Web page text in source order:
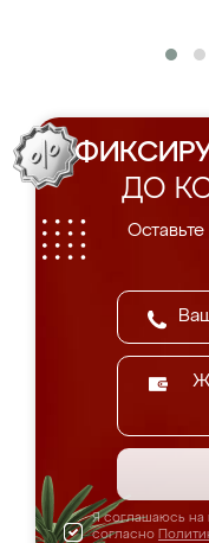
ДО
Я соглашаюсь на
согласно